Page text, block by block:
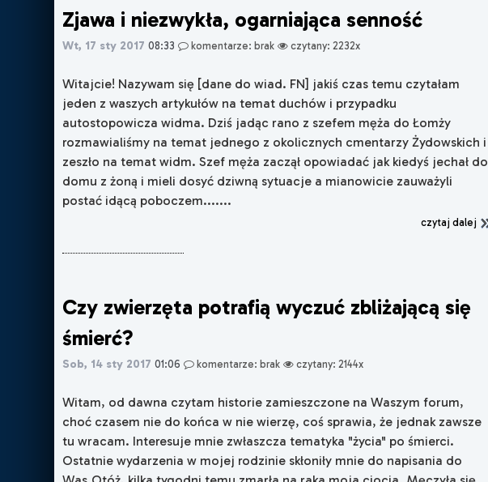
Zjawa i niezwykła, ogarniająca senność
Wt, 17 sty 2017 08:33 komentarze: brak czytany: 2232x
Witajcie! Nazywam się [dane do wiad. FN] jakiś czas temu czytałam
jeden z waszych artykułów na temat duchów i przypadku
autostopowicza widma. Dziś jadąc rano z szefem męża do Łomży
rozmawialiśmy na temat jednego z okolicznych cmentarzy Żydowskich i
zeszło na temat widm. Szef męża zaczął opowiadać jak kiedyś jechał do
domu z żoną i mieli dosyć dziwną sytuacje a mianowicie zauważyli
postać idącą poboczem.......
czytaj dalej
Czy zwierzęta potrafią wyczuć zbliżającą się
śmierć?
Sob, 14 sty 2017 01:06 komentarze: brak czytany: 2144x
Witam, od dawna czytam historie zamieszczone na Waszym forum,
choć czasem nie do końca w nie wierzę, coś sprawia, że jednak zawsze
tu wracam. Interesuje mnie zwłaszcza tematyka "życia" po śmierci.
Ostatnie wydarzenia w mojej rodzinie skłoniły mnie do napisania do